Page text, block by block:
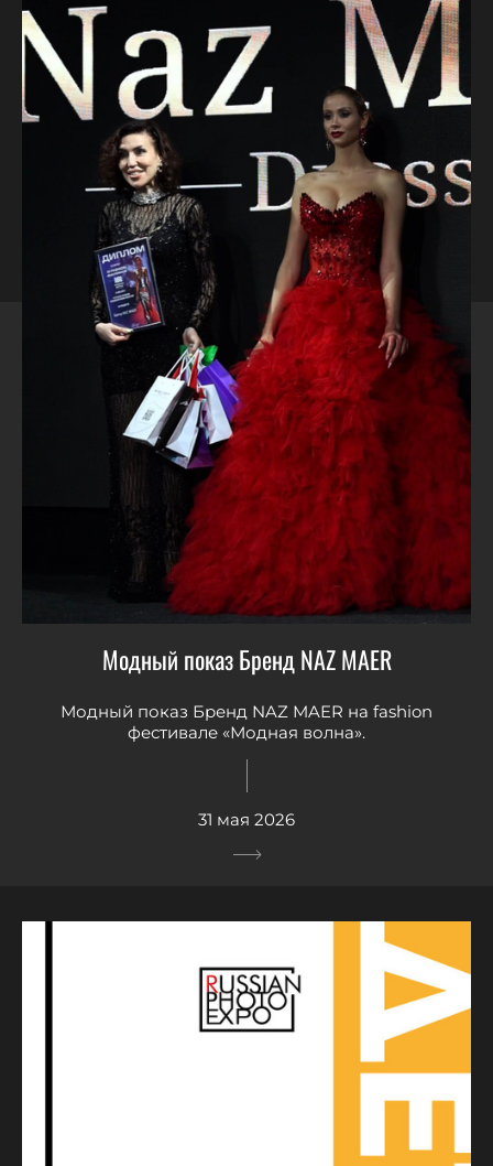
Модный показ Бренд NAZ MAER
Модный показ Бренд NAZ MAER на fashion
фестивале «Модная волна».
31 мая 2026